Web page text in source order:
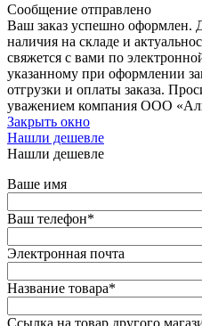
Сообщение отправлено
Ваш заказ успешно оформлен.
наличия на складе и
свяжется с вами по
указанному при оформлении
отгрузки и оплаты заказа.
уважением компания ООО
Закрыть окно
Нашли дешевле
Нашли дешевле
Ваше имя
Ваш телефон*
Электронная почта
Название товара*
Ссылка на товар другого